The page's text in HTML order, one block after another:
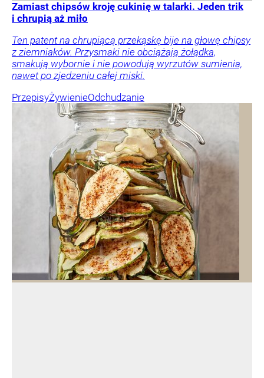
Zamiast chipsów kroję cukinię w talarki. Jeden trik
i chrupią aż miło
Ten patent na chrupiącą przekąskę bije na głowę chipsy
z ziemniaków. Przysmaki nie obciążają żołądka,
smakują wybornie i nie powodują wyrzutów sumienia,
nawet po zjedzeniu całej miski.
PrzepisyŻywienieOdchudzanie